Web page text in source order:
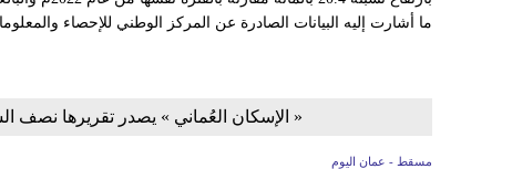
ما أشارت إليه البيانات الصادرة عن المركز الوطني للإحصاء
« الإسكان العُماني » يصدر تقريرها نصف
مسقط - عمان اليوم